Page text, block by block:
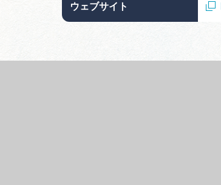
ウェブサイト